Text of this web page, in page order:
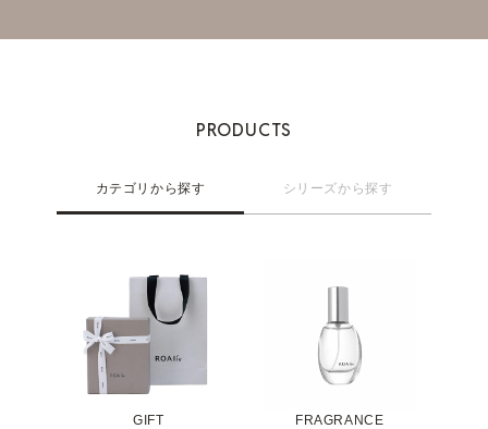
PRODUCTS
カテゴリから探す シリーズから探す
GIFT FRAGRANCE